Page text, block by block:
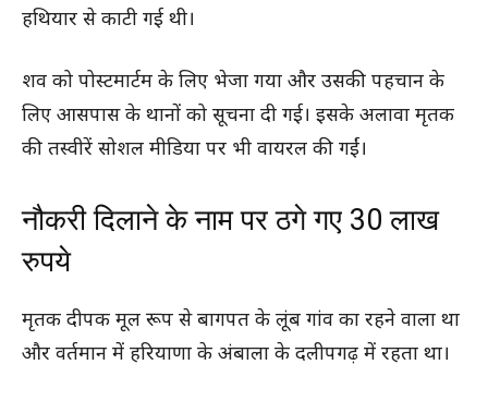
हथियार से काटी गई थी।
शव को पोस्टमार्टम के लिए भेजा गया और उसकी पहचान के
लिए आसपास के थानों को सूचना दी गई। इसके अलावा मृतक
की तस्वीरें सोशल मीडिया पर भी वायरल की गईं।
नौकरी दिलाने के नाम पर ठगे गए 30 लाख
रुपये
मृतक दीपक मूल रूप से बागपत के लूंब गांव का रहने वाला था
और वर्तमान में हरियाणा के अंबाला के दलीपगढ़ में रहता था।